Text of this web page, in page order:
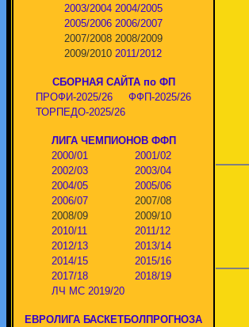
2003/2004 2004/2005
2005/2006 2006/2007
2007/2008 2008/2009
2009/2010 2011/2012
СБОРНАЯ САЙТА по ФП
ПРОФИ-2025/26
ФФП-2025/26
ТОРПЕДО-2025/26
ЛИГА ЧЕМПИОНОВ ФФП
2000/01
2001/02
2002/03
2003/04
2004/05
2005/06
2006/07
2007/08
2008/09
2009/10
2010/11
2011/12
2012/13
2013/14
2014/15
2015/16
2017/18
2018/19
ЛЧ МС 2019/20
ЕВРОЛИГА БАСКЕТБОЛПРОГНОЗА